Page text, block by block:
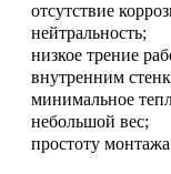
отсутствие
нейтральность;
низкое трение
внутренним
минимальное
небольшой вес;
простоту